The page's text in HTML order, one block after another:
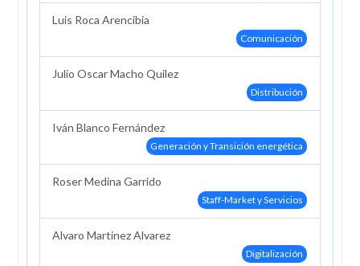
Luis Roca Arencibia
Comunicación
Julio Oscar Macho Quilez
Distribución
Iván Blanco Fernández
Generación y Transición energética
Roser Medina Garrido
Staff-Market y Servicios
Alvaro Martinez Alvarez
Digitalización